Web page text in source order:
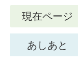
現在ページ
あしあと